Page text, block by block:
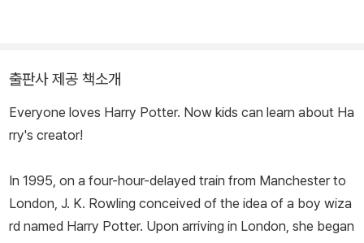
출판사 제공 책소개
Everyone loves Harry Potter. Now kids can learn about Ha
rry's creator!
In 1995, on a four-hour-delayed train from Manchester to
London, J. K. Rowling conceived of the idea of a boy wiza
rd named Harry Potter. Upon arriving in London, she began